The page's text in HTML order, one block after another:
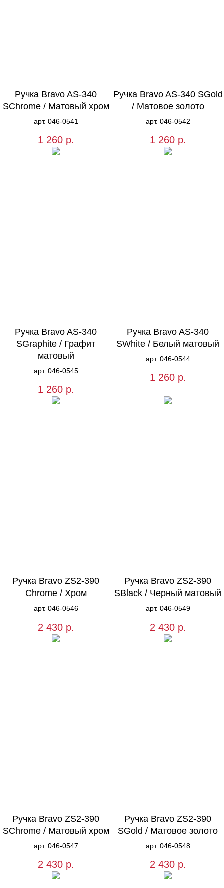
Ручка Bravo AS-340
SChrome / Матовый хром
арт. 046-0541
1 260 р.
Ручка Bravo AS-340 SGold
/ Матовое золото
арт. 046-0542
1 260 р.
Ручка Bravo AS-340
SGraphite / Графит
матовый
арт. 046-0545
1 260 р.
Ручка Bravo AS-340
SWhite / Белый матовый
арт. 046-0544
1 260 р.
Ручка Bravo ZS2-390
Chrome / Хром
арт. 046-0546
2 430 р.
Ручка Bravo ZS2-390
SBlack / Черный матовый
арт. 046-0549
2 430 р.
Ручка Bravo ZS2-390
SChrome / Матовый хром
арт. 046-0547
2 430 р.
Ручка Bravo ZS2-390
SGold / Матовое золото
арт. 046-0548
2 430 р.